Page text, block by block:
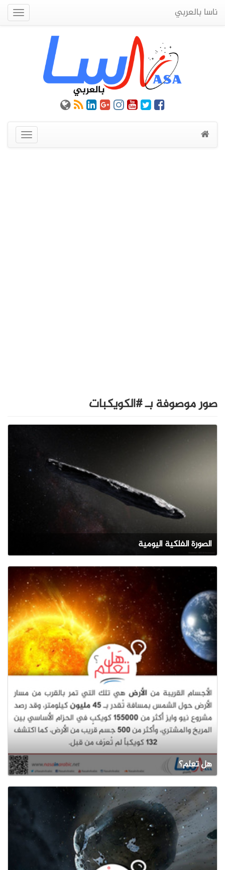
ناسا بالعربي
عرض
القائمة
صور موصوفة بـ #الكويكبات
الصورة الفلكية اليومية
هل تعلم؟